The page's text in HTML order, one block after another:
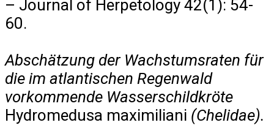
– Journal of Herpetology 42(1): 54-
60.
Abschätzung der Wachstumsraten für
die im atlantischen Regenwald
vorkommende Wasserschildkröte
Hydromedusa maximiliani (Chelidae).